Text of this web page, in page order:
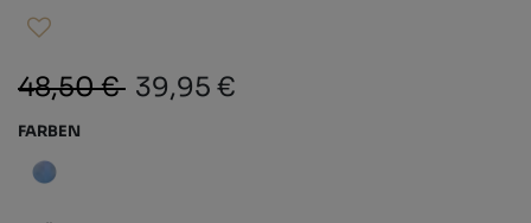
48,50 € 39,95 €
FARBEN